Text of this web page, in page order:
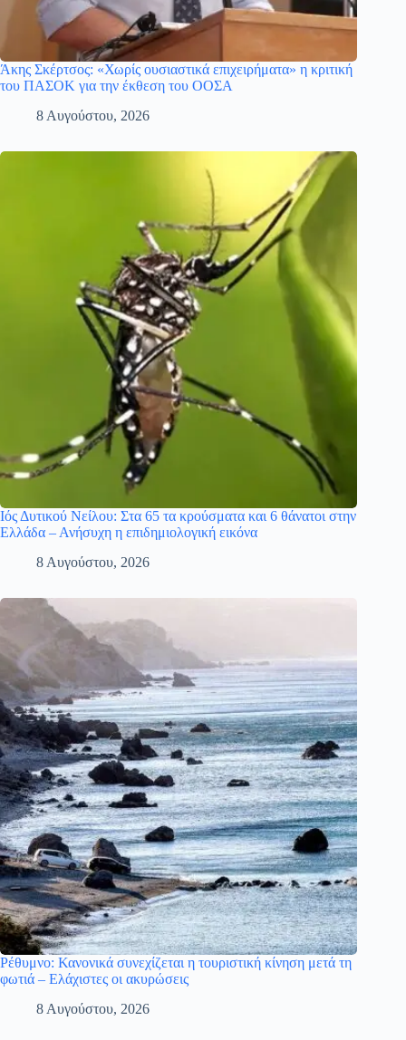
Άκης Σκέρτσος: «Χωρίς ουσιαστικά επιχειρήματα» η κριτική
του ΠΑΣΟΚ για την έκθεση του ΟΟΣΑ
8 Αυγούστου, 2026
Ιός Δυτικού Νείλου: Στα 65 τα κρούσματα και 6 θάνατοι στην
Ελλάδα – Ανήσυχη η επιδημιολογική εικόνα
8 Αυγούστου, 2026
Ρέθυμνο: Κανονικά συνεχίζεται η τουριστική κίνηση μετά τη
φωτιά – Ελάχιστες οι ακυρώσεις
8 Αυγούστου, 2026